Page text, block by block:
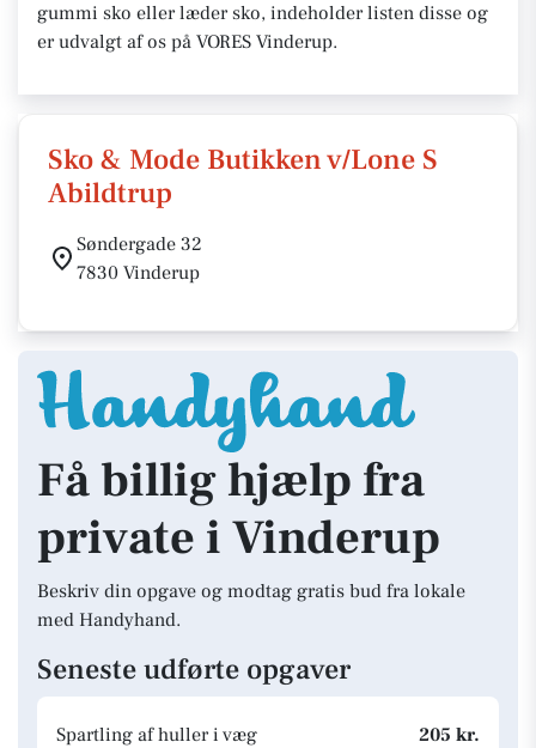
gummi sko eller læder sko, indeholder listen disse og
er udvalgt af os på VORES Vinderup.
Sko & Mode Butikken v/Lone S
Abildtrup
Søndergade 32
7830 Vinderup
Få billig hjælp fra
private i Vinderup
Beskriv din opgave og modtag gratis bud fra lokale
med Handyhand.
Seneste udførte opgaver
Spartling af huller i væg
205 kr.